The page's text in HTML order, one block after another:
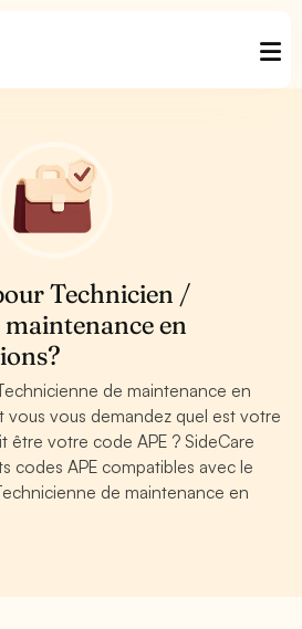
Technicien /
en
de maintenance en
vous demandez quel est votre
être votre code APE ? SideCare
codes APE compatibles avec le
de maintenance en